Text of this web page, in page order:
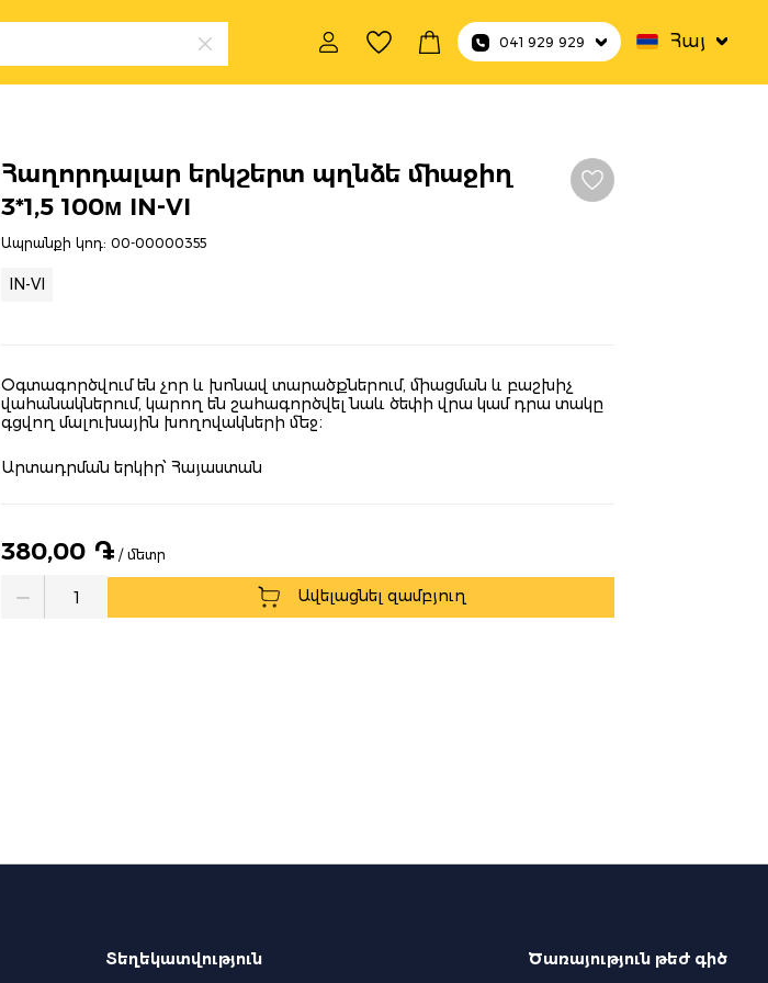
041 929 929 Հայ
Հաղորդալար երկշերտ պղնձե միաջիղ
3*1,5 100м IN-VI
Ապրանքի կոդ:00-00000355
IN-VI
Օգտագործվում են չոր և խոնավ տարածքներում, միացման և բաշխիչ
վահանակներում, կարող են շահագործվել նաև ծեփի վրա կամ դրա տակը
գցվող մալուխային խողովակների մեջ։
Արտադրման երկիր՝ Հայաստան
380,00 ֏ / մետր
Quantity Ավելացնել զամբյուղ
Ծառայություն թեժ գիծ
Տեղեկատվություն